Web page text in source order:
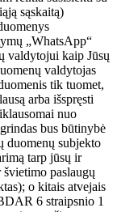
sąskaitą)
„WhatsApp“
valdytojui kaip Jūsų
valdytojas
tik tuomet,
arba išspręsti
nuo
bus būtinybė
duomenų subjekto
tarp jūsų ir
paslaugų
o kitais atvejais
6 straipsnio 1